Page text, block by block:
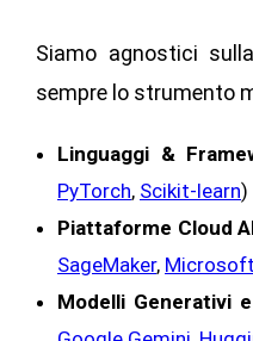
Siamo agnostici
sempre lo strumento
Linguaggi &
PyTorch, Scikit-learn)
Piattaforme Cloud
SageMaker,
Modelli Generativi